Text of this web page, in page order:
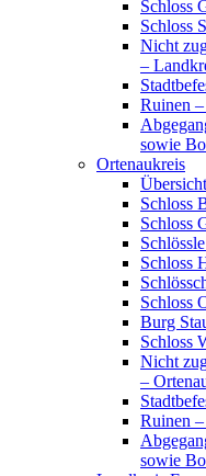
Schloss
Schloss
Nicht
–
Ruinen
sowie
Ortenaukreis
Schloss
Schloss
Schloss
Schloss
Burg
Schloss
Nicht
–
Ruinen
sowie